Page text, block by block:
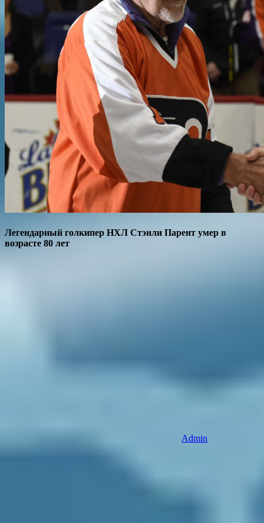
Легендарный голкипер НХЛ Стэнли Парент умер в
возрасте 80 лет
Admin